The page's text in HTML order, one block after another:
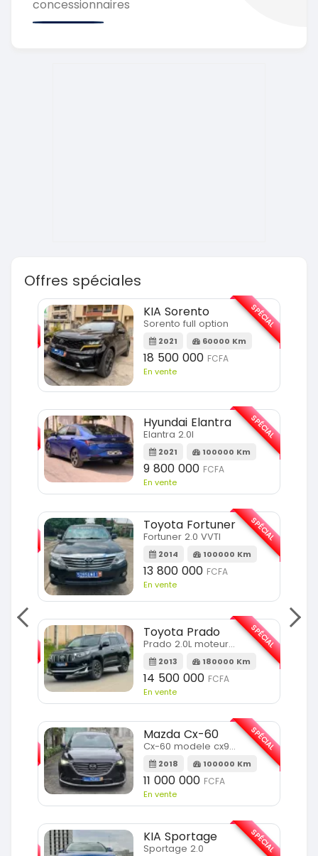
concessionnaires
Offres spéciales
SPÉCIAL
KIA Sorento
Sorento full option
2021 60000 Km
18 500 000 FCFA
En vente
SPÉCIAL
Hyundai Elantra
Elantra 2.0l
2021 100000 Km
9 800 000 FCFA
En vente
SPÉCIAL
Toyota Fortuner
Fortuner 2.0 VVTI
2014 100000 Km
13 800 000 FCFA
En vente
SPÉCIAL
Toyota Prado
Prado 2.0L moteur d4d
2013 180000 Km
14 500 000 FCFA
En vente
SPÉCIAL
Mazda Cx-60
Cx-60 modele cx9 full option
2018 100000 Km
11 000 000 FCFA
En vente
SPÉCIAL
KIA Sportage
Sportage 2.0 SPÉCIAL